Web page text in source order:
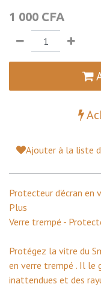
1 000 CFA
Ajouter à la liste
Protecteur d'écran en
Plus
Verre trempé -
Protégez la vitre du
en verre trempé . Il le
inattendues et des